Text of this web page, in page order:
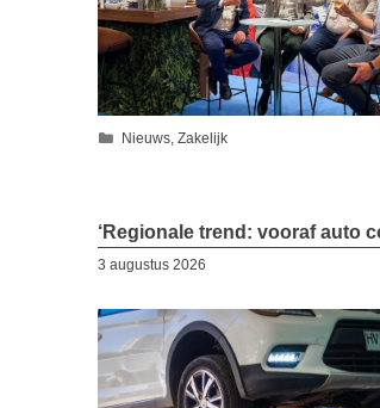
Categorieën
Nieuws,Zakelijk
‘Regionale trend: vooraf auto
3 augustus 2026